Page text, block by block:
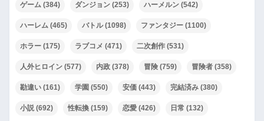
ゲーム (384) ダンジョン (253) ハーメルン (542)
ハーレム (465) バトル(1098) ファンタジー (1100)
ホラー (175) ラブコメ (471) 二次創作 (531)
人外ヒロイン (577) 内政 (378) 冒険 (759) 冒険者 (358)
勘違い (161) 学園 (550) 安価 (443) 完結済み (380)
小説(692) 性転換 (159) 恋愛 (426) 日常 (132)